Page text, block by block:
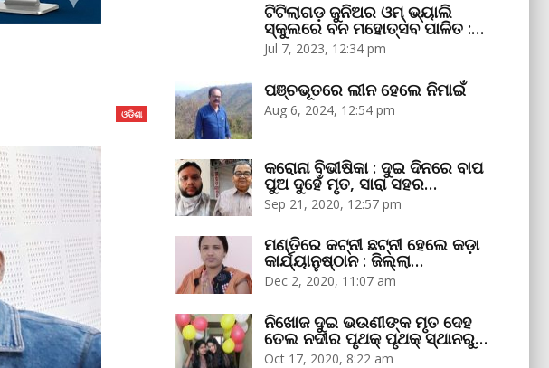
ଓଡିଶା
ଟିଟିଲାଗଡ଼ ଜୁନିଅର ଓମ୍‌ ଭ୍ୟାଲି
ସ୍କୁଲରେ ବନ ମହୋତ୍ସବ ପାଳିତ :…
Jul 7, 2023, 12:34 pm
ପଞ୍ଚଭୂତରେ ଲୀନ ହେଲେ ନିମାଇଁ
Aug 6, 2024, 12:54 pm
କରୋନା ବିଭୀଷିକା : ଦୁଇ ଦିନରେ ବାପ
ପୁଅ ଦୁହେଁ ମୃତ, ସାରା ସହର…
Sep 21, 2020, 12:57 pm
ମଣ୍ତିରେ କଟ୍‌ନୀ ଛଟ୍‌ନୀ ହେଲେ କଡ଼ା
କାର୍ଯ୍ୟାନୁଷ୍ଠାନ : ଜିଲ୍ଲା…
Dec 2, 2020, 11:07 am
ନିଖୋଜ ଦୁଇ ଭଉଣୀଙ୍କ ମୃତ ଦେହ
ତେଲ ନଦୀର ପୃଥକ୍‌ ପୃଥକ୍‌ ସ୍ଥାନରୁ…
Oct 17, 2020, 8:22 am